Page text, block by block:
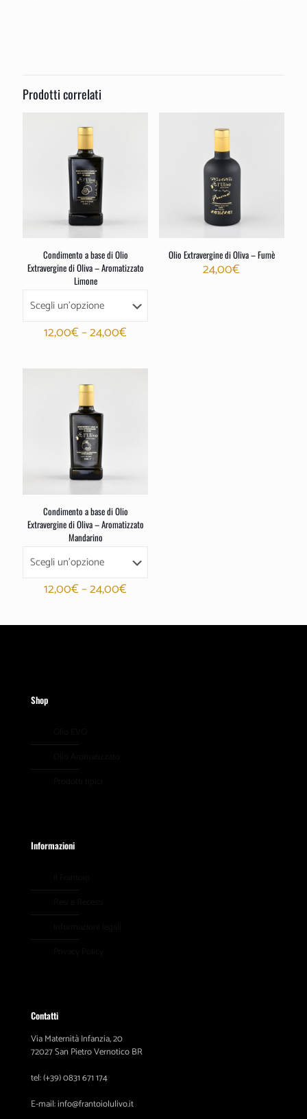
Prodotti correlati
Condimento a base di Olio
Extravergine di Oliva – Aromatizzato
Limone
12,00€–24,00€
Olio Extravergine di Oliva – Fumè
24,00€
Condimento a base di Olio
Extravergine di Oliva – Aromatizzato
Mandarino
12,00€–24,00€
Shop
Informazioni
Contatti
Via Maternità Infanzia, 20
72027 San Pietro Vernotico BR
tel: (+39) 0831 671 174
E-mail: info@frantoiolulivo.it